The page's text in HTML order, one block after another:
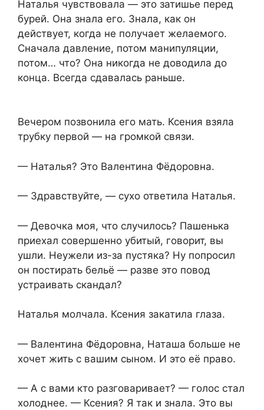
Наталья чувствовала — это затишье перед
бурей. Она знала его. Знала, как он
действует, когда не получает желаемого.
Сначала давление, потом манипуляции,
потом… что? Она никогда не доводила до
конца. Всегда сдавалась раньше.
Вечером позвонила его мать. Ксения взяла
трубку первой — на громкой связи.
— Наталья? Это Валентина Фёдоровна.
— Здравствуйте, — сухо ответила Наталья.
— Девочка моя, что случилось? Пашенька
приехал совершенно убитый, говорит, вы
ушли. Неужели из-за пустяка? Ну попросил
он постирать бельё — разве это повод
устраивать скандал?
Наталья молчала. Ксения закатила глаза.
— Валентина Фёдоровна, Наташа больше не
хочет жить с вашим сыном. И это её право.
— А с вами кто разговаривает? — голос стал
холоднее. — Ксения? Я так и знала. Это вы